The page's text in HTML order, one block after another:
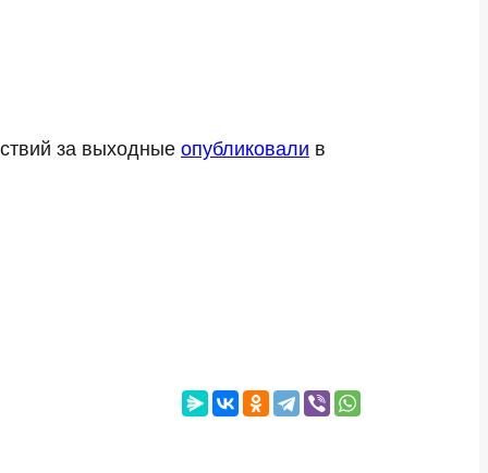
за выходные опубликовали в